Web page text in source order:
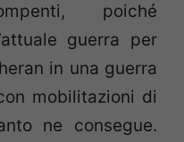
poiché
guerra per
in una guerra
mobilitazioni di
ne consegue.